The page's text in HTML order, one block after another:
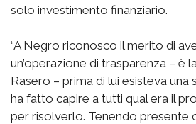
solo investimento finanziario.
“A Negro riconosco il merito di
un’operazione di trasparenza – è
Rasero – prima di lui esisteva una
ha fatto capire a tutti qual era il
per risolverlo. Tenendo presente